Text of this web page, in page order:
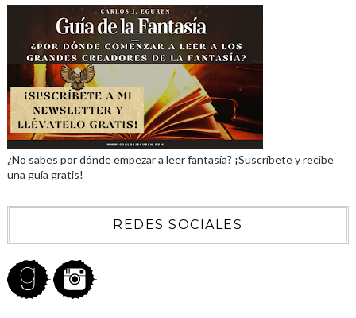
¿No sabes por dónde empezar a leer fantasía? ¡Suscríbete y recibe
una guía gratis!
REDES SOCIALES